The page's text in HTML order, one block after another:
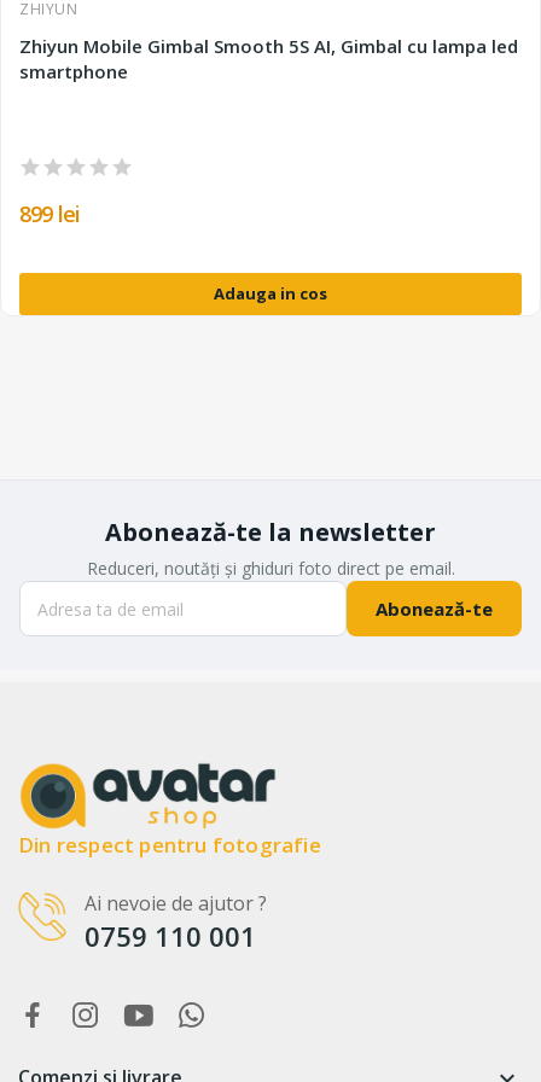
ZHIYUN
Zhiyun Mobile Gimbal Smooth 5S AI, Gimbal cu lampa led
smartphone
899 lei
Adauga in cos
Abonează-te la newsletter
Reduceri, noutăți și ghiduri foto direct pe email.
Abonează-te
Din respect pentru fotografie
Ai nevoie de ajutor ?
0759 110 001